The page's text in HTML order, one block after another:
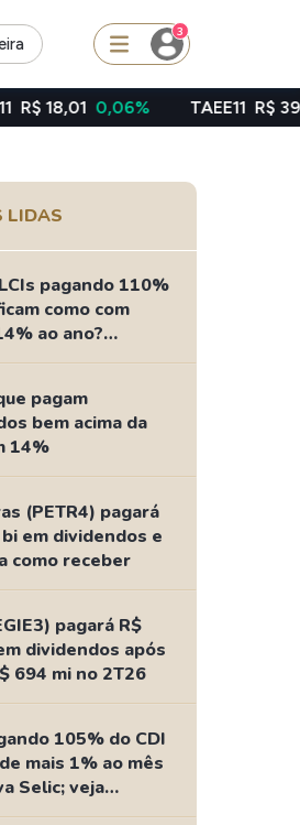
3
Dividendos
Inteligente
Buscadas
TAEE11 R$ 39,49 -0,43%
LIDAS
pagando 110%
como com
ao ano?
as contas
pagam
bem acima da
14%
(PETR4) pagará
em dividendos e
como receber
pagará R$
dividendos após
694 mi no 2T26
105% do CDI
mais 1% ao mês
Selic; veja